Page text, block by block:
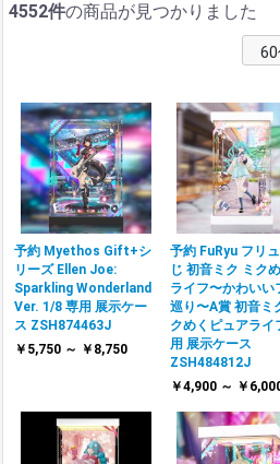
4552件の商品が見つかりました
予約 Myethos Gift+シ
リーズ Ellen Joe:
Sparkling Wonderland
Ver. 1/8 専用 展示ケー
ス ZSH874463J
￥5,750 ～ ￥8,750
予約 FuRyu フリ
じ 初音ミク ミク
ライフ〜かわいい
巡り〜A賞 初音ミ
クめくピュアライ
用 展示ケース
ZSH484812J
￥4,900 ～ ￥